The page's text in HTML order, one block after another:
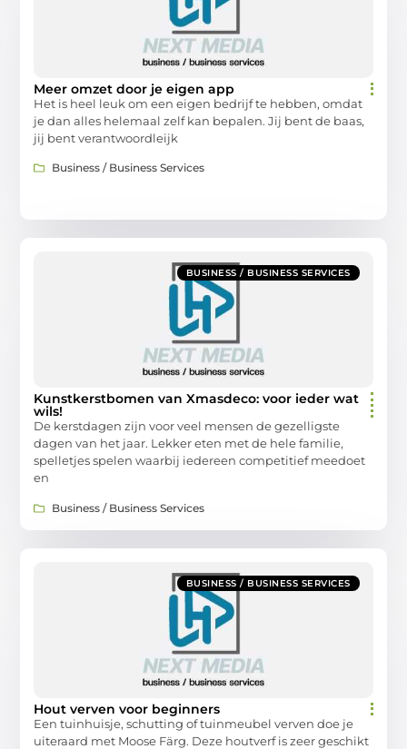
Meer omzet door je eigen app
Het is heel leuk om een eigen bedrijf te hebben, omdat
je dan alles helemaal zelf kan bepalen. Jij bent de baas,
jij bent verantwoordleijk
Business / Business Services
BUSINESS / BUSINESS SERVICES
Kunstkerstbomen van Xmasdeco: voor ieder wat
wils!
De kerstdagen zijn voor veel mensen de gezelligste
dagen van het jaar. Lekker eten met de hele familie,
spelletjes spelen waarbij iedereen competitief meedoet
en
Business / Business Services
BUSINESS / BUSINESS SERVICES
Hout verven voor beginners
Een tuinhuisje, schutting of tuinmeubel verven doe je
uiteraard met Moose Färg. Deze houtverf is zeer geschikt